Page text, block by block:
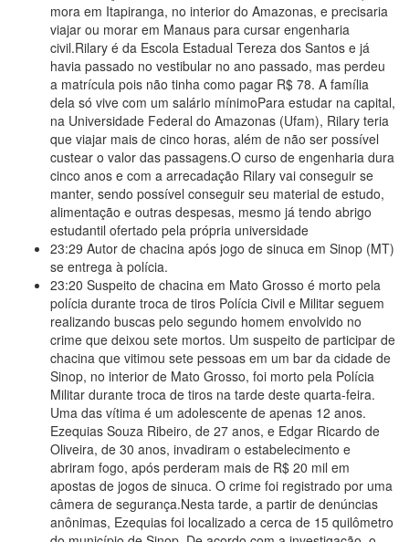
mora em Itapiranga, no interior do Amazonas, e precisaria
viajar ou morar em Manaus para cursar engenharia
civil.Rilary é da Escola Estadual Tereza dos Santos e já
havia passado no vestibular no ano passado, mas perdeu
a matrícula pois não tinha como pagar R$ 78. A família
dela só vive com um salário mínimoPara estudar na capital,
na Universidade Federal do Amazonas (Ufam), Rilary teria
que viajar mais de cinco horas, além de não ser possível
custear o valor das passagens.O curso de engenharia dura
cinco anos e com a arrecadação Rilary vai conseguir se
manter, sendo possível conseguir seu material de estudo,
alimentação e outras despesas, mesmo já tendo abrigo
estudantil ofertado pela própria universidade
23:29 Autor de chacina após jogo de sinuca em Sinop (MT)
se entrega à polícia.
23:20 Suspeito de chacina em Mato Grosso é morto pela
polícia durante troca de tiros Polícia Civil e Militar seguem
realizando buscas pelo segundo homem envolvido no
crime que deixou sete mortos. Um suspeito de participar de
chacina que vitimou sete pessoas em um bar da cidade de
Sinop, no interior de Mato Grosso, foi morto pela Polícia
Militar durante troca de tiros na tarde deste quarta-feira.
Uma das vítima é um adolescente de apenas 12 anos.
Ezequias Souza Ribeiro, de 27 anos, e Edgar Ricardo de
Oliveira, de 30 anos, invadiram o estabelecimento e
abriram fogo, após perderam mais de R$ 20 mil em
apostas de jogos de sinuca. O crime foi registrado por uma
câmera de segurança.Nesta tarde, a partir de denúncias
anônimas, Ezequias foi localizado a cerca de 15 quilômetro